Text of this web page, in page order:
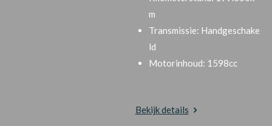
m
Transmissie: Handgeschake
ld
Motorinhoud: 1598cc
Bekijk details